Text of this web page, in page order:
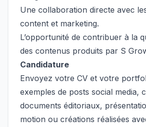
Une collaboration directe avec
content et marketing.
L’opportunité de contribuer à la
des contenus produits par S
Candidature
Envoyez votre CV et votre
exemples de posts social media,
documents éditoriaux,
motion ou créations réalisées